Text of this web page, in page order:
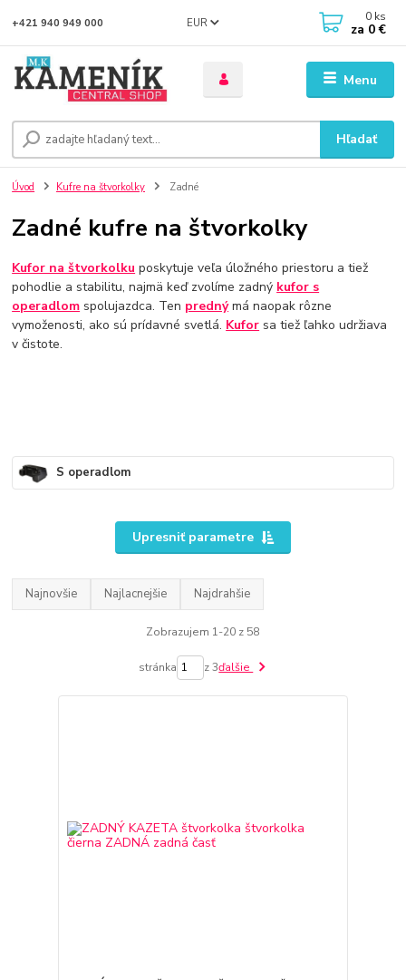
Menu
EUR
Hľadať
+421 940 949 000 0 ks
za 0 €
Úvod Kufre na štvorkolky Zadné
Zadné kufre na štvorkolky
Kufor na štvorkolku poskytuje veľa úložného priestoru a tiež
pohodlie a stabilitu, najmä keď zvolíme zadný kufor s
operadlom spolujazdca. Ten prednýmá naopak rôzne
vymoženosti, ako sú prídavné svetlá. Kufor sa tiež ľahko udržiava
v čistote.
S operadlom
Upresniť parametre
Najnovšie Najlacnejšie Najdrahšie
Zobrazujem 1-20 z 58
stránka z 3ďalšie